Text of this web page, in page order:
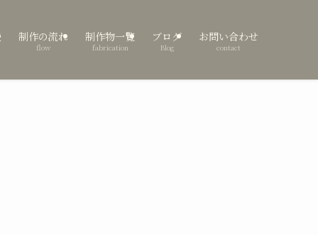
制作の流れ
flow
制作物一覧
fabrication
ブログ
Blog
お問い合わせ
contact